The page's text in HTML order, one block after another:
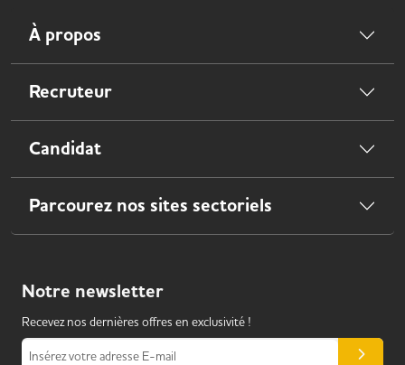
À propos
Recruteur
Candidat
Parcourez nos sites sectoriels
Notre newsletter
Recevez nos dernières offres en exclusivité !
Insérez votre adresse E-mail